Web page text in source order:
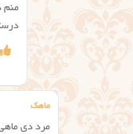
منم
ماهک
مرد دی